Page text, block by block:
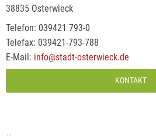
38835 Osterwieck
Telefon: 039421 793-0
Telefax: 039421-793-788
E-Mail: info@stadt-osterwieck.de
KONTAKT